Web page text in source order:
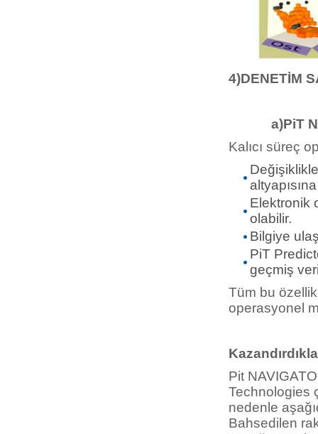
4)DENETİM
a)PiT
Kalıcı süreç
Elektronik
olabilir.
Bilgiye
PiT
geçmiş
Tüm bu
operasyonel
Pit
Technologies
nedenle
Bahsedilen